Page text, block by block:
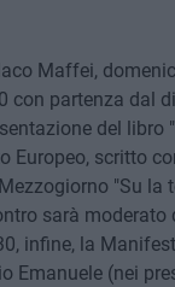
Maffei,
con partenza dal
del libro
Europeo, scritto
"Su la
sarà moderato
infine, la
Emanuele (nei